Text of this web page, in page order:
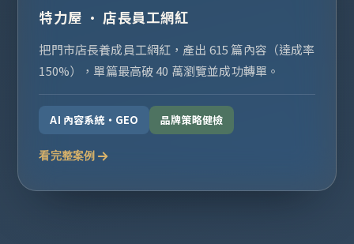
特力屋 · 店長員工網紅
把門市店長養成員工網紅，產出 615 篇內容（達成率
150%），單篇最高破 40 萬瀏覽並成功轉單。
AI 內容系統・GEO 品牌策略健檢
看完整案例